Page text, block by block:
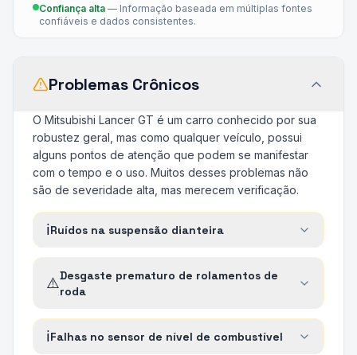
Confiança alta — Informação baseada em múltiplas fontes
confiáveis e dados consistentes.
Problemas Crônicos
O Mitsubishi Lancer GT é um carro conhecido por sua
robustez geral, mas como qualquer veículo, possui
alguns pontos de atenção que podem se manifestar
com o tempo e o uso. Muitos desses problemas não
são de severidade alta, mas merecem verificação.
ℹ️Ruídos na suspensão dianteira
⚠️Desgaste prematuro de rolamentos de
roda
ℹ️Falhas no sensor de nível de combustível